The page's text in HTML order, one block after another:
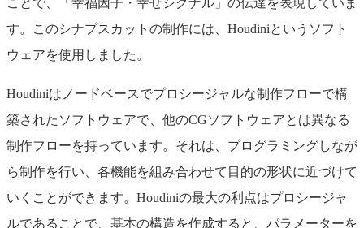
す。このシナプスカットの制作には、Houdiniというソフト
ウェアを使用しました。
Houdiniはノードベースでプロシージャルな制作フローで構
築されたソフトウェアで、他のCGソフトウェアとは異なる
制作フローを持っています。それは、プログラミングしなが
ら制作を行い、各機能を組み合わせて目的の形状に近づけて
いくことができます。Houdiniの最大の利点はプロシージャ
ルであることで、基本の構造を作成すると、パラメーターを